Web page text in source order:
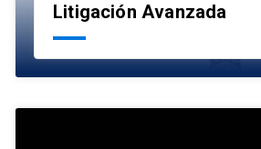
Litigación Avanzada